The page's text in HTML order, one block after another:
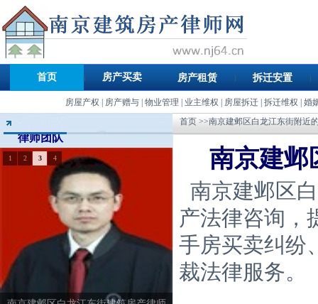
首页 房产买卖 房产租赁 拆迁安置
房屋产权 房产赠与| 物业管理 业主维权 房屋拆迁| 拆迁维权 婚
律师团队
1 2 3 4
首页 >>南京建邺区白龙江东街附近
南京建邺
南京建邺区
产法律咨询，
手房买卖纠纷
裁法律服务。